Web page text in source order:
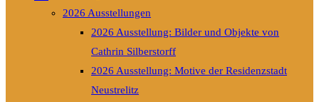
2026 Ausstellungen
2026 Ausstellung: Bilder und Objekte von
Cathrin Silberstorff
2026 Ausstellung: Motive der Residenzstadt
Neustrelitz